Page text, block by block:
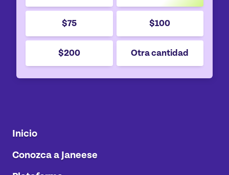
$75 $100
$200 Otra cantidad
Inicio
Conozca a Janeese